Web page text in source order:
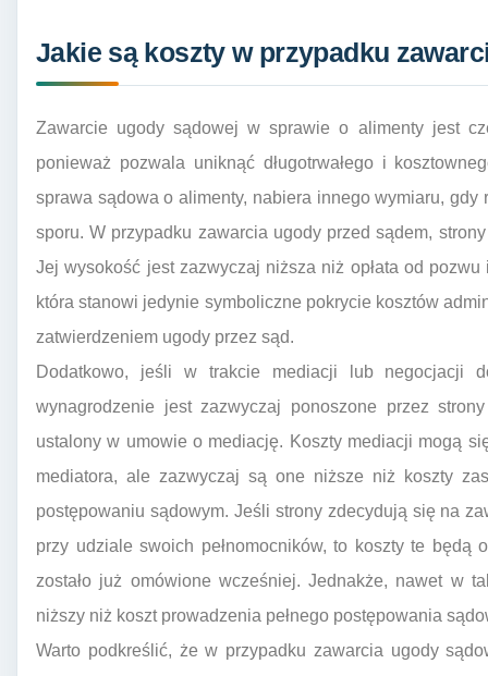
Jakie są koszty w przypadku
Zawarcie ugody sądowej w sprawie o alimenty jest
ponieważ pozwala uniknąć długotrwałego i
sprawa sądowa o alimenty, nabiera innego wymiaru,
sporu. W przypadku zawarcia ugody przed sądem,
Jej wysokość jest zazwyczaj niższa niż opłata od
która stanowi jedynie symboliczne pokrycie kosztów
zatwierdzeniem ugody przez sąd.
Dodatkowo, jeśli w trakcie mediacji lub negocjacji
wynagrodzenie jest zazwyczaj ponoszone przez
ustalony w umowie o mediację. Koszty mediacji mogą
mediatora, ale zazwyczaj są one niższe niż koszty
postępowaniu sądowym. Jeśli strony zdecydują się na
przy udziale swoich pełnomocników, to koszty te będą
zostało już omówione wcześniej. Jednakże, nawet w
niższy niż koszt prowadzenia pełnego postępowania
Warto podkreślić, że w przypadku zawarcia ugody